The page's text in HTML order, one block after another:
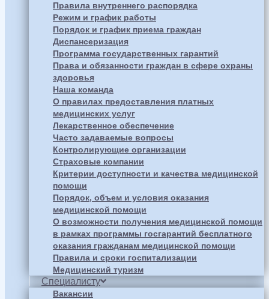
Правила внутреннего распорядка
Режим и график работы
Порядок и график приема граждан
Диспансеризация
Программа государственных гарантий
Права и обязанности граждан в сфере охраны
здоровья
Наша команда
О правилах предоставления платных
медицинских услуг
Лекарственное обеспечение
Часто задаваемые вопросы
Контролирующие организации
Страховые компании
Критерии доступности и качества медицинской
помощи
Порядок, объем и условия оказания
медицинской помощи
О возможности получения медицинской помощи
в рамках программы госгарантий бесплатного
оказания гражданам медицинской помощи
Правила и сроки госпитализации
Медицинский туризм
Специалисту
Вакансии